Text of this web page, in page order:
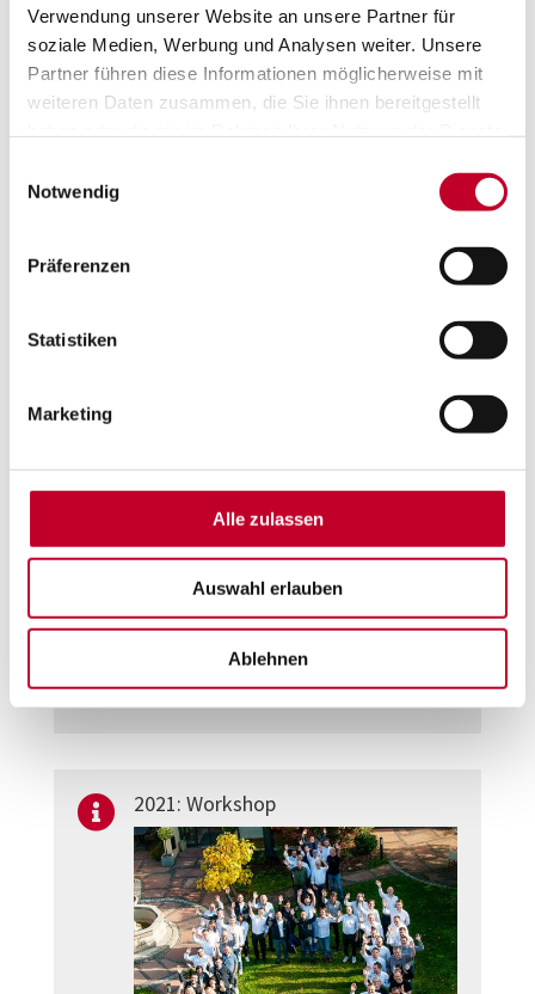
Verwendung unserer Website an unsere Partner für
soziale Medien, Werbung und Analysen weiter. Unsere
Partner führen diese Informationen möglicherweise mit
weiteren Daten zusammen, die Sie ihnen bereitgestellt
Notwendig
Präferenzen
Statistiken
Marketing
Alle zulassen
Auswahl erlauben
Ablehnen
 2016: J.P. Morgan Lauf Frankfurt

 2021: Workshop